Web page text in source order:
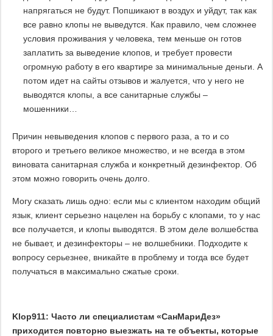
напрягаться не будут. Попшикают в воздух и уйдут, так как
все равно клопы не выведутся. Как правило, чем сложнее
условия проживания у человека, тем меньше он готов
заплатить за выведение клопов, и требует провести
огромную работу в его квартире за минимальные деньги. А
потом идет на сайты отзывов и жалуется, что у него не
выводятся клопы, а все санитарные службы –
мошенники…
Причин невыведения клопов с первого раза, а то и со
второго и третьего великое множество, и не всегда в этом
виновата санитарная служба и конкретный дезинфектор. Об
этом можно говорить очень долго.
Могу сказать лишь одно: если мы с клиентом находим общий
язык, клиент серьезно нацелен на борьбу с клопами, то у нас
все получается, и клопы выводятся. В этом деле волшебства
не бывает, и дезинфекторы – не волшебники. Подходите к
вопросу серьезнее, вникайте в проблему и тогда все будет
получаться в максимально сжатые сроки.
Klop911: Часто ли специалистам «СанМариДез»
приходится повторно выезжать на те объекты, которые